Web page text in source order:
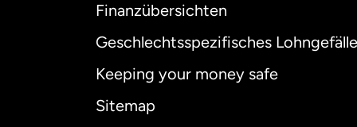
Finanzübersichten
Geschlechtsspezifisches Lohngefälle
Keeping your money safe
Sitemap